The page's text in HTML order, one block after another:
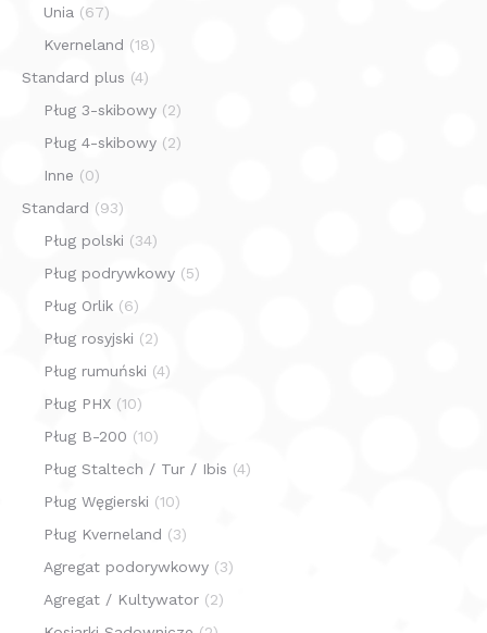
Unia (67)
Kverneland (18)
Standard plus (4)
Pług 3-skibowy (2)
Pług 4-skibowy (2)
Inne (0)
Standard (93)
Pług polski (34)
Pług podrywkowy (5)
Pług Orlik (6)
Pług rosyjski (2)
Pług rumuński (4)
Pług PHX (10)
Pług B-200 (10)
Pług Staltech / Tur / Ibis (4)
Pług Węgierski (10)
Pług Kverneland (3)
Agregat podorywkowy (3)
Agregat / Kultywator (2)